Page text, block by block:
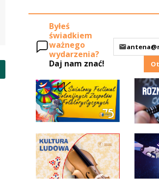
Byłeś
świadkiem
ważnego
wydarzenia?
Daj nam znać!